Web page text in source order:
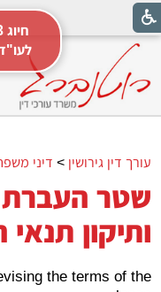
עורך דין גירושין > דיני
שטר העברת
ותיקון
the terms of the